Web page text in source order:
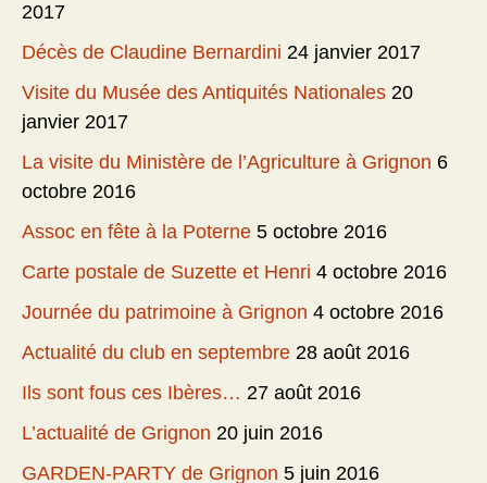
2017
Décès de Claudine Bernardini 24 janvier 2017
Visite du Musée des Antiquités Nationales 20
janvier 2017
La visite du Ministère de l’Agriculture à Grignon 6
octobre 2016
Assoc en fête à la Poterne 5 octobre 2016
Carte postale de Suzette et Henri 4 octobre 2016
Journée du patrimoine à Grignon 4 octobre 2016
Actualité du club en septembre 28 août 2016
Ils sont fous ces Ibères… 27 août 2016
L’actualité de Grignon 20 juin 2016
GARDEN-PARTY de Grignon 5 juin 2016